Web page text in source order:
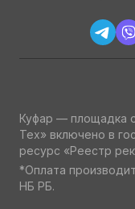
Куфар — площадка
Тех» включено в
ресурс «Реестр
*Оплата
НБ РБ.